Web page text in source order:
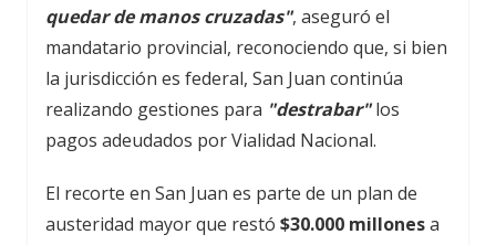
quedar de manos cruzadas", aseguró el
mandatario provincial, reconociendo que, si bien
la jurisdicción es federal, San Juan continúa
realizando gestiones para "destrabar"los
pagos adeudados por Vialidad Nacional.
El recorte en San Juan es parte de un plan de
austeridad mayor que restó $30.000 millonesa